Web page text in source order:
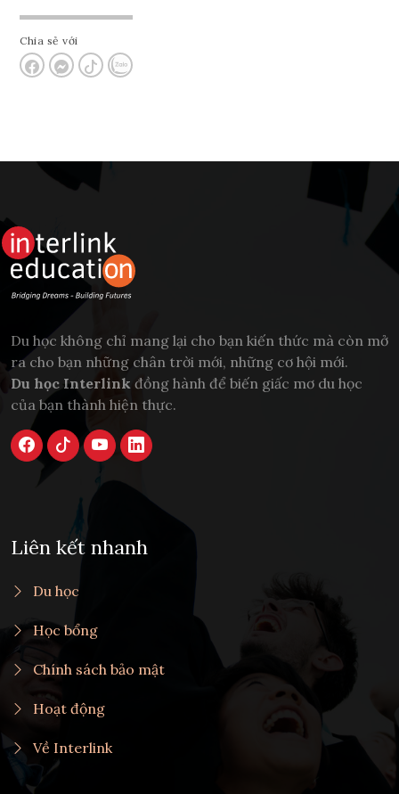
Chia sẻ với
Du học không chỉ mang lại cho bạn kiến thức mà còn mở
ra cho bạn những chân trời mới, những cơ hội mới.
Du học Interlink đồng hành để biến giấc mơ du học
của bạn thành hiện thực.
Liên kết nhanh
Du học
Học bổng
Chính sách bảo mật
Hoạt động
Về Interlink